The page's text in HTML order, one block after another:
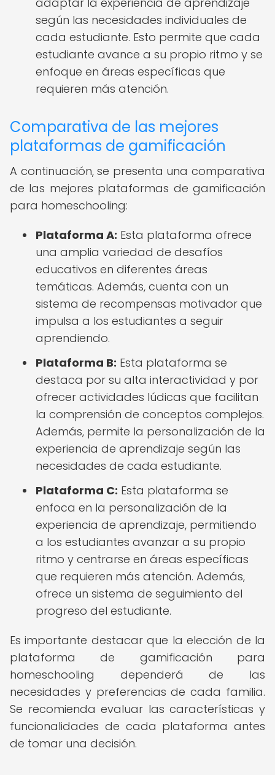
según las necesidades individuales de
cada estudiante. Esto permite que cada
estudiante avance a su propio ritmo y se
enfoque en áreas específicas que
requieren más atención.
Comparativa de las mejores
plataformas de gamificación
A continuación, se presenta una comparativa
de las mejores plataformas de gamificación
para homeschooling:
Plataforma A: Esta plataforma ofrece
una amplia variedad de desafíos
educativos en diferentes áreas
temáticas. Además, cuenta con un
sistema de recompensas motivador que
impulsa a los estudiantes a seguir
aprendiendo.
Plataforma B: Esta plataforma se
destaca por su alta interactividad y por
ofrecer actividades lúdicas que facilitan
la comprensión de conceptos complejos.
Además, permite la personalización de la
experiencia de aprendizaje según las
necesidades de cada estudiante.
Plataforma C: Esta plataforma se
enfoca en la personalización de la
experiencia de aprendizaje, permitiendo
a los estudiantes avanzar a su propio
ritmo y centrarse en áreas específicas
que requieren más atención. Además,
ofrece un sistema de seguimiento del
progreso del estudiante.
Es importante destacar que la elección de la
plataforma de gamificación para
homeschooling dependerá de las
necesidades y preferencias de cada familia.
Se recomienda evaluar las características y
funcionalidades de cada plataforma antes
de tomar una decisión.